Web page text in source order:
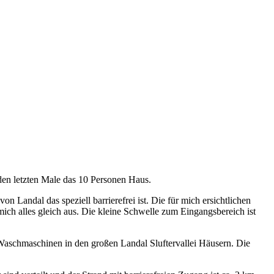
letzten Male das 10 Personen Haus.
Landal das speziell barrierefrei ist. Die für mich ersichtlichen
alles gleich aus. Die kleine Schwelle zum Eingangsbereich ist
in den großen Landal Sluftervallei Häusern. Die